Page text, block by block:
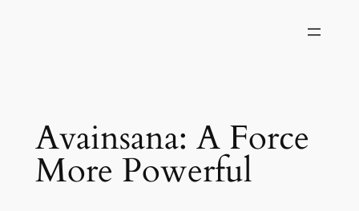
Avainsana: A Force
More Powerful